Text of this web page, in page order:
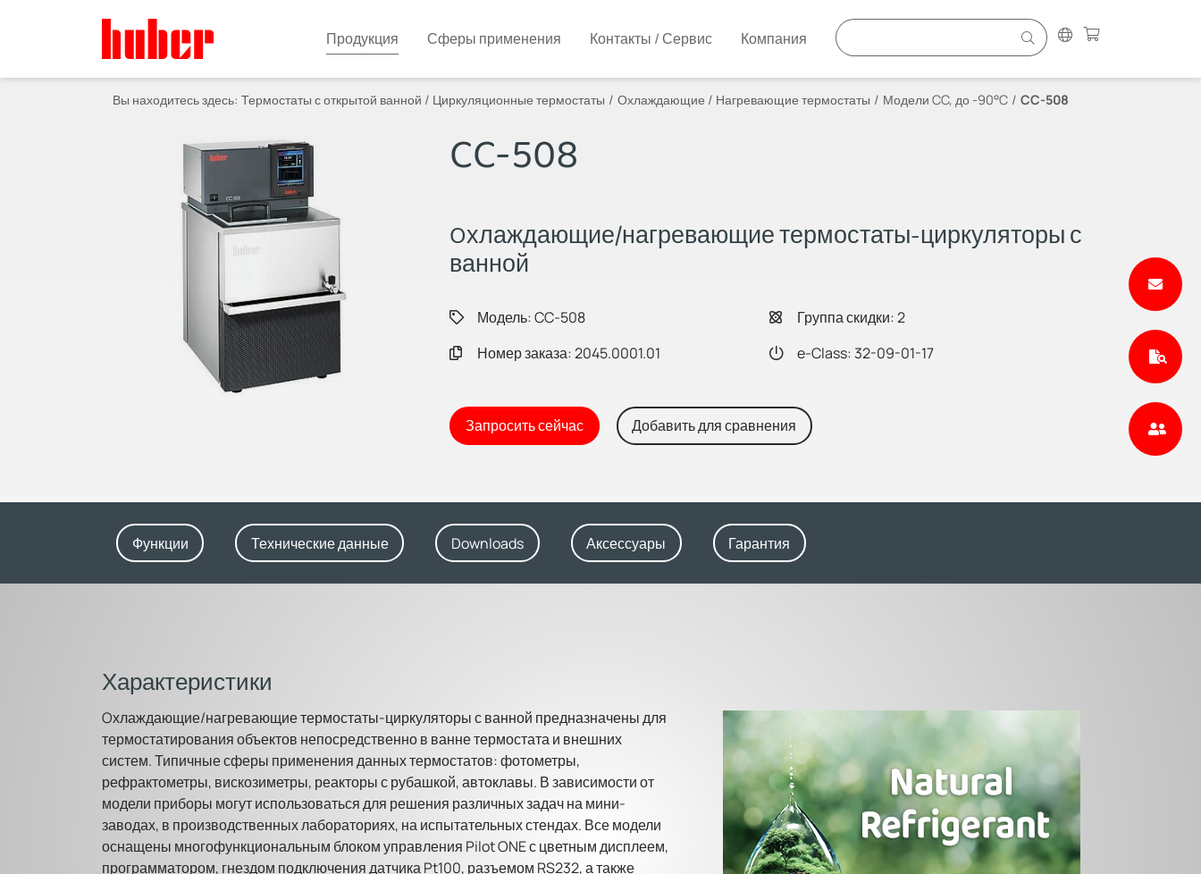
Продукция Сферы применения Контакты / Сервис Компания
Вы находитесь здесь: Термостаты с открытой ванной / Циркуляционные термостаты Охлаждающие / Нагревающие термостаты Модели CC, до -90°C CC-508
CC-508
Oхлаждающие/нагревающие термостаты-циркуляторы с
ванной
Модель: CC-508
Группа скидки: 2
Номер заказа: 2045.0001.01
e-Class: 32-09-01-17
Запросить сейчас Добавить для сравнения
Функции Технические данные Downloads Аксессуары Гарантия
Характеристики
Oхлаждающие/нагревающие термостаты-циркуляторы с ванной предназначены для
термостатирования объектов непосредственно в ванне термостата и внешних
систем. Типичные сферы применения данных термостатов: фотометры,
рефрактометры, вискозиметры, реакторы с рубашкой, автоклавы. В зависимости от
модели приборы могут использоваться для решения различных задач на мини-
заводах, в производственных лабораториях, на испытательных стендах. Все модели
оснащены многофункциональным блоком управления Pilot ONE с цветным дисплеем,
программатором, гнездом подключения датчика Pt100, разъемом RS232, а также